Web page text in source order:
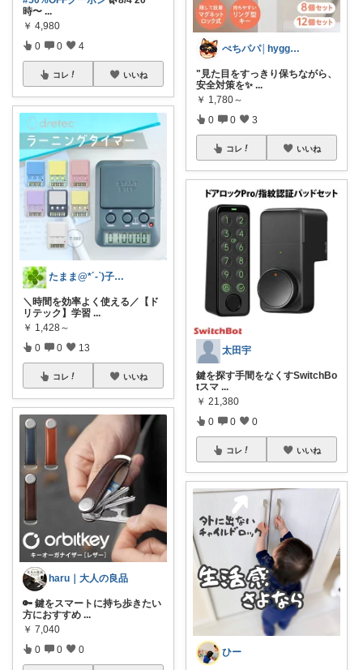
時〜 ...
￥ 4,980
0 0 4
コレ いいね
たまま@*´-`)子ども用品/日用品
＼時間を効率よく使える／【ド
リテック】学習 ...
￥ 1,428～
0 0 13
コレ いいね
haru｜大人の良品
🔑 鍵をスマートに持ち歩きたい
方におすすめ ...
￥ 7,040
0 0 0
ぺちパパ│hyggeな心意気を大切に🌿
"見た目をすっきり保ちながら、
安全対策を✨ ...
￥ 1,780～
0 0 3
コレ いいね
太田宇
鍵を探す手間をなくすSwitchBo
tスマ ...
￥ 21,380
0 0 0
コレ いいね
ひー